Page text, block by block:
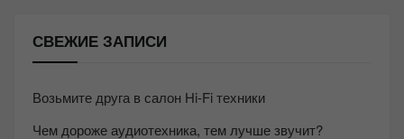
СВЕЖИЕ ЗАПИСИ
Возьмите друга в салон Hi-Fi техники
Чем дороже аудиотехника, тем лучше звучит?